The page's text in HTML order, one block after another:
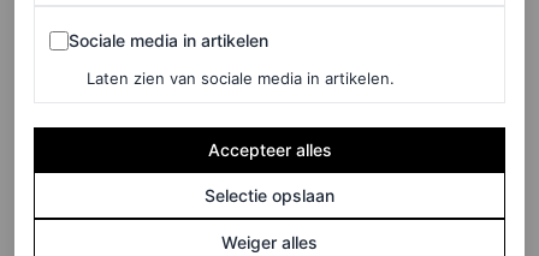
Sociale media in artikelen
Sociale media in artikelen
Laten zien van sociale media in artikelen.
Accepteer alles
Selectie opslaan
Weiger alles